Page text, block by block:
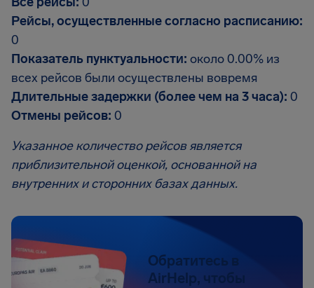
Рейсы, осуществленные согласно расписанию:
0
Показатель пунктуальности: около 0.00% из
всех рейсов были осуществлены вовремя
Длительные задержки (более чем на 3 часа): 0
Отмены рейсов: 0
Указанное количество рейсов является
приблизительной оценкой, основанной на
внутренних и сторонних базах данных.
Обратитесь в
AirHelp, чтобы